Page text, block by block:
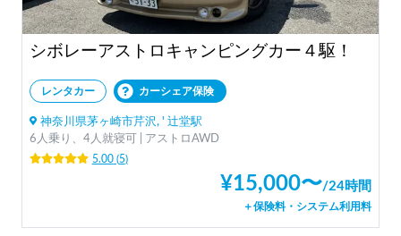
シボレーアストロキャンピングカー４駆！
レンタカー カーシェア保険
神奈川県茅ヶ崎市芹沢, ' 辻堂駅
6人乗り、4人就寝可 | アストロAWD
5.00(5)
¥15,000〜/24時間
＋保険料・システム利用料